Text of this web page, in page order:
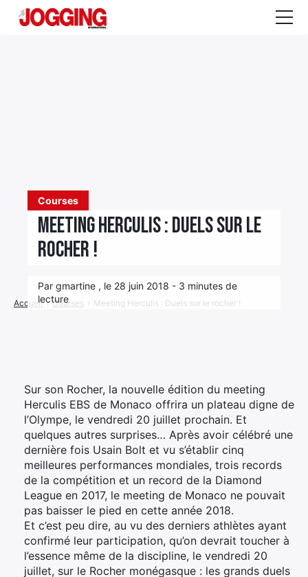
Courses
Meeting Herculis : Duels sur le
rocher !
Par gmartine , le 28 juin 2018 - 3 minutes de
lecture
Accueil › Courses › Meeting Herculis : Duels sur le rocher !
Sur son Rocher, la nouvelle édition du meeting
Herculis EBS de Monaco offrira un plateau digne de
l’Olympe, le vendredi 20 juillet prochain. Et
quelques autres surprises… Après avoir célébré une
dernière fois Usain Bolt et vu s’établir cinq
meilleures performances mondiales, trois records
de la compétition et un record de la Diamond
League en 2017, le meeting de Monaco ne pouvait
pas baisser le pied en cette année 2018.
Et c’est peu dire, au vu des derniers athlètes ayant
confirmé leur participation, qu’on devrait toucher à
l’essence même de la discipline, le vendredi 20
juillet, sur le Rocher monégasque : les grands duels
Entraînement
CALENDRIER